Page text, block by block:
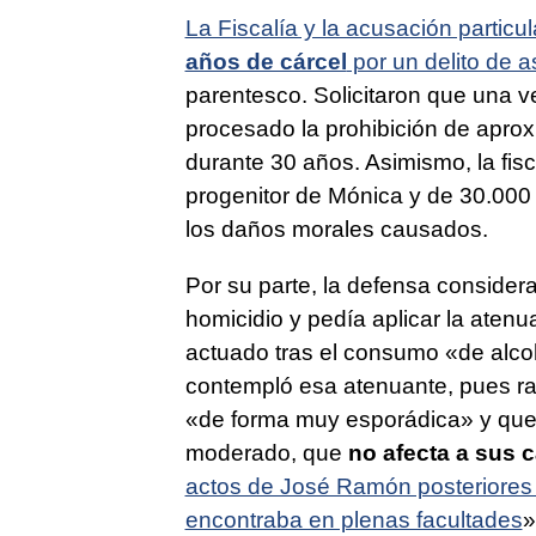
La Fiscalía y la acusación
años de cárcel por un delito de
parentesco. Solicitaron que una
procesado la prohibición de
durante 30 años. Asimismo, la
progenitor de Mónica y de
los daños morales causados.
Por su parte, la defensa
homicidio y pedía aplicar la
actuado tras el consumo «de
contempló esa atenuante, pues
«de forma muy esporádica» y
moderado, que no afecta a sus
actos de José Ramón
encontraba en plenas facultades